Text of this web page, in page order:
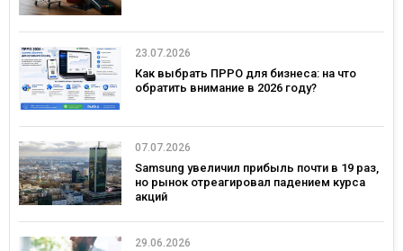
23.07.2026
Как выбрать ПРРО для бизнеса: на что
обратить внимание в 2026 году?
07.07.2026
Samsung увеличил прибыль почти в 19 раз,
но рынок отреагировал падением курса
акций
29.06.2026